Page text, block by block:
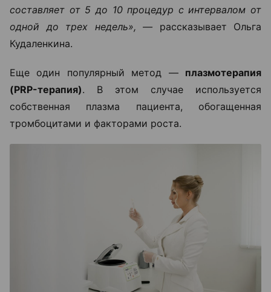
составляет от 5 до 10 процедур с интервалом от
одной до трех недель», — рассказывает Ольга
Кудаленкина.
Еще один популярный метод — плазмотерапия
(PRP-терапия). В этом случае используется
собственная плазма пациента, обогащенная
тромбоцитами и факторами роста.